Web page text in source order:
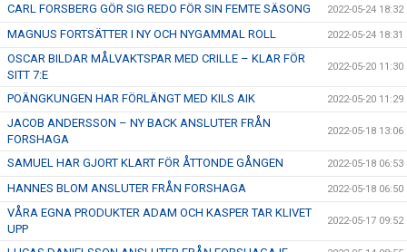
CARL FORSBERG GÖR SIG REDO FÖR SIN FEMTE SÄSONG 2022-05-24 18:32
MAGNUS FORTSÄTTER I NY OCH NYGAMMAL ROLL 2022-05-24 18:31
OSCAR BILDAR MÅLVAKTSPAR MED CRILLE – KLAR FÖR
SITT 7:E
2022-05-20 11:30
POÄNGKUNGEN HAR FÖRLÄNGT MED KILS AIK 2022-05-20 11:29
JACOB ANDERSSON – NY BACK ANSLUTER FRÅN
FORSHAGA
2022-05-18 13:06
SAMUEL HAR GJORT KLART FÖR ÅTTONDE GÅNGEN 2022-05-18 06:53
HANNES BLOM ANSLUTER FRÅN FORSHAGA 2022-05-18 06:50
VÅRA EGNA PRODUKTER ADAM OCH KASPER TAR KLIVET
UPP
2022-05-17 09:52